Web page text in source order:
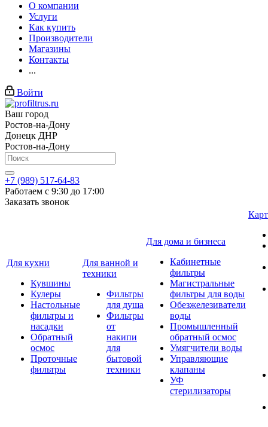
О компании
Услуги
Как купить
Производители
Магазины
Контакты
...
Войти
Ваш город
Ростов-на-Дону
Донецк ДНР
Ростов-на-Дону
+7 (989) 517-64-83
Работаем с 9:30 до 17:00
Заказать звонок
Для кухни
Кувшины
Кулеры
Настольные
фильтры и
насадки
Обратный
осмос
Проточные
фильтры
Для ванной и
техники
Фильтры
для душа
Фильтры
от
накипи
для
бытовой
техники
Для дома и бизнеса
Кабинетные
фильтры
Магистральные
фильтры для воды
Обезжелезиватели
воды
Промышленный
обратный осмос
Умягчители воды
Управляющие
клапаны
УФ
стерилизаторы